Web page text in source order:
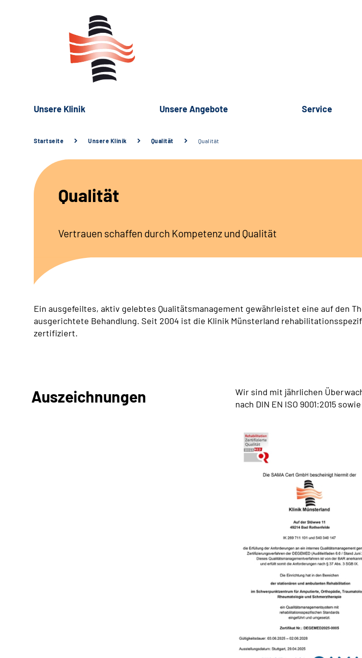
Unsere Klinik Unsere Angebote Service
Startseite Unsere Klinik Qualität Qualität
Qualität
Vertrauen schaffen durch Kompetenz und Qualität
Ein ausgefeiltes, aktiv gelebtes Qualitätsmanagement gewährleistet eine auf den
ausgerichtete Behandlung. Seit 2004 ist die Klinik Münsterland
zertifiziert.
Auszeichnungen
Wir sind mit jährlichen
nach DIN EN ISO 9001:2015